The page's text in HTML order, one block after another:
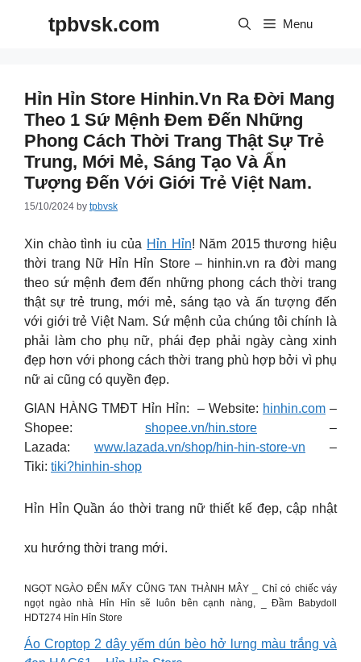
tpbvsk.com Menu
Hỉn Hỉn Store Hinhin.vn Ra Đời Mang
Theo 1 Sứ Mệnh Đem Đến Những
Phong Cách Thời Trang Thật Sự Trẻ
Trung, Mới Mẻ, Sáng Tạo Và Ấn
Tượng Đến Với Giới Trẻ Việt Nam.
15/10/2024 by tpbvsk
Xin chào tình iu của Hỉn Hỉn! Năm 2015 thương hiệu
thời trang Nữ Hỉn Hỉn Store – hinhin.vn ra đời mang
theo sứ mệnh đem đến những phong cách thời trang
thật sự trẻ trung, mới mẻ, sáng tạo và ấn tượng đến
với giới trẻ Việt Nam. Sứ mệnh của chúng tôi chính là
phải làm cho phụ nữ, phái đẹp phải ngày càng xinh
đẹp hơn với phong cách thời trang phù hợp bởi vì phụ
nữ ai cũng có quyền đẹp.
GIAN HÀNG TMĐT Hỉn Hỉn: – Website: hinhin.com –
Shopee: shopee.vn/hin.store –
Lazada: www.lazada.vn/shop/hin-hin-store-vn –
Tiki: tiki?hinhin-shop
Hỉn Hỉn Quần áo thời trang nữ thiết kế đẹp, cập nhật
xu hướng thời trang mới.
NGỌT NGÀO ĐẾN MẤY CŨNG TAN THÀNH MÂY _ Chỉ có chiếc váy
ngọt ngào nhà Hỉn Hỉn sẽ luôn bên cạnh nàng, _ Đầm Babydoll
HDT274 Hỉn Hỉn Store
Áo Croptop 2 dây yếm dún bèo hở lưng màu trắng và